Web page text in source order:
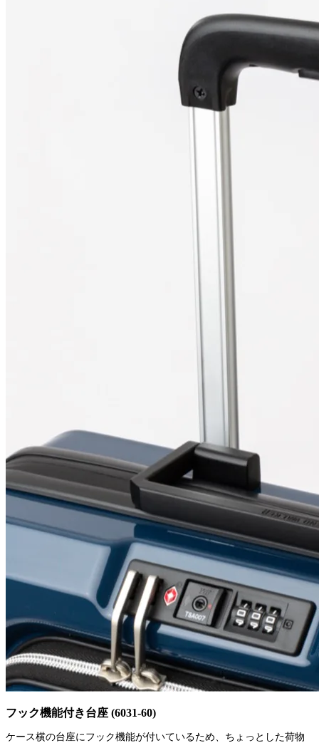
フック機能付き台座 (6031-60)
ケース横の台座にフック機能が付いているため、ちょっとした荷物